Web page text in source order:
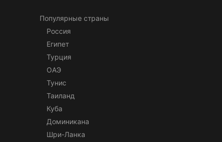
Популярные страны
Россия
Египет
Турция
ОАЭ
Тунис
Таиланд
Куба
Доминикана
Шри-Ланка